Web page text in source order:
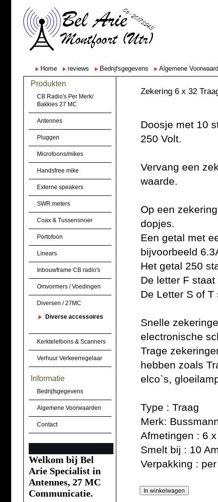
Home reviews Bedrijfsgegevens Algemene
Produkten
CB Radio's Per Merk/
Bakkies 27 MC
Antennes
Pluggen
Microfoons/mikes
Handsfree mike
Externe speakers
SWR meters
Coax & Tussensnoer
Portofoon
Linears
Inbouwframe CB radio's
Omvormers / Voedingen
Diversen / 27MC
Diverse accessoires
Kerktelefoons & Scanners
Verhuur Verkeerregelaar
Informatie
Bedrijfsgegevens
Algemene Voorwaarden
Contact
Welkom bij Bel
Arie Specialist in
Antennes, 27 MC
Communicatie.
Zekering 6 x 32
Doosje met 10
250 Volt.
Vervang een
waarde.
Op een
dopjes.
Een getal met
bijvoorbeeld
Het getal 250
De letter F
De Letter S of T
Snelle
electronische
Trage
hebben zoals
elco`s,
Type : Traag
Merk:
Afmetingen : 6
Smelt bij : 10
Verpakking :